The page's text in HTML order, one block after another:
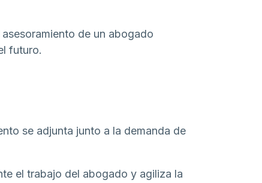
de un abogado
futuro.
se adjunta junto a la demanda de
el trabajo del abogado y agiliza la